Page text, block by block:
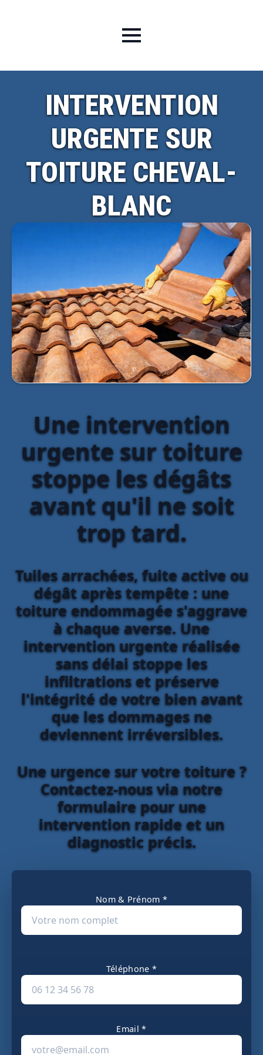
INTERVENTION
URGENTE SUR
TOITURE CHEVAL-
BLANC
Une intervention
urgente sur toiture
stoppe les dégâts
avant qu'il ne soit
trop tard.
Tuiles arrachées, fuite active ou
dégât après tempête : une
toiture endommagée s'aggrave
à chaque averse. Une
intervention urgente réalisée
sans délai stoppe les
infiltrations et préserve
l'intégrité de votre bien avant
que les dommages ne
deviennent irréversibles.
Une urgence sur votre toiture ?
Contactez-nous via notre
formulaire pour une
intervention rapide et un
diagnostic précis.
Nom & Prénom *
Téléphone *
Email *